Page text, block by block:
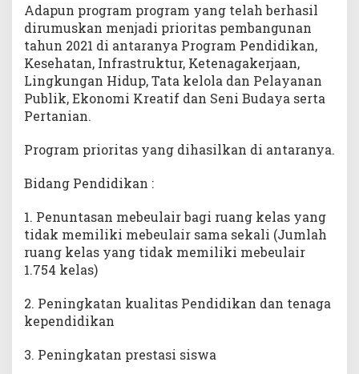
Adapun program program yang telah berhasil
dirumuskan menjadi prioritas pembangunan
tahun 2021 di antaranya Program Pendidikan,
Kesehatan, Infrastruktur, Ketenagakerjaan,
Lingkungan Hidup, Tata kelola dan Pelayanan
Publik, Ekonomi Kreatif dan Seni Budaya serta
Pertanian.
Program prioritas yang dihasilkan di antaranya.
Bidang Pendidikan :
1. Penuntasan mebeulair bagi ruang kelas yang
tidak memiliki mebeulair sama sekali (Jumlah
ruang kelas yang tidak memiliki mebeulair
1.754 kelas)
2. Peningkatan kualitas Pendidikan dan tenaga
kependidikan
3. Peningkatan prestasi siswa